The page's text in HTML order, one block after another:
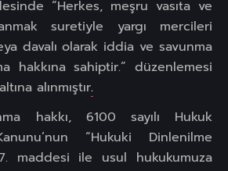
“Herkes, meşru vasıta ve
suretiyle yargı mercileri
davalı olarak iddia ve savunma
hakkına sahiptir.” düzenlemesi
alınmıştır.
hakkı, 6100 sayılı Hukuk
“Hukuki Dinlenilme
maddesi ile usul hukukumuza